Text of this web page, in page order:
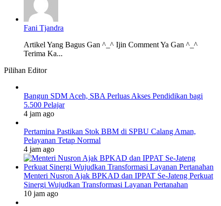
Fani Tjandra
Artikel Yang Bagus Gan ^_^ Ijin Comment Ya Gan ^_^
Terima Ka...
Pilihan Editor
Bangun SDM Aceh, SBA Perluas Akses Pendidikan bagi
5.500 Pelajar
4 jam ago
Pertamina Pastikan Stok BBM di SPBU Calang Aman,
Pelayanan Tetap Normal
4 jam ago
Menteri Nusron Ajak BPKAD dan IPPAT Se-Jateng Perkuat
Sinergi Wujudkan Transformasi Layanan Pertanahan
10 jam ago